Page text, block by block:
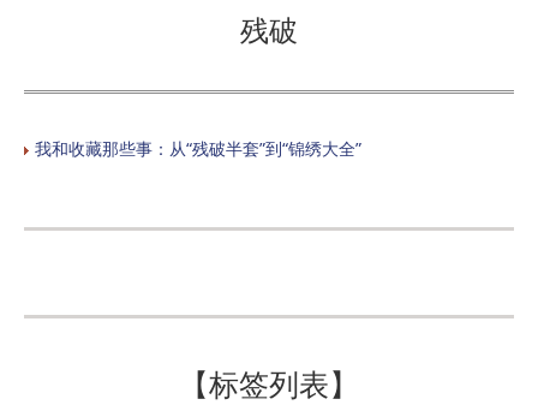
残破
我和收藏那些事：从“残破半套”到“锦绣大全”
【标签列表】